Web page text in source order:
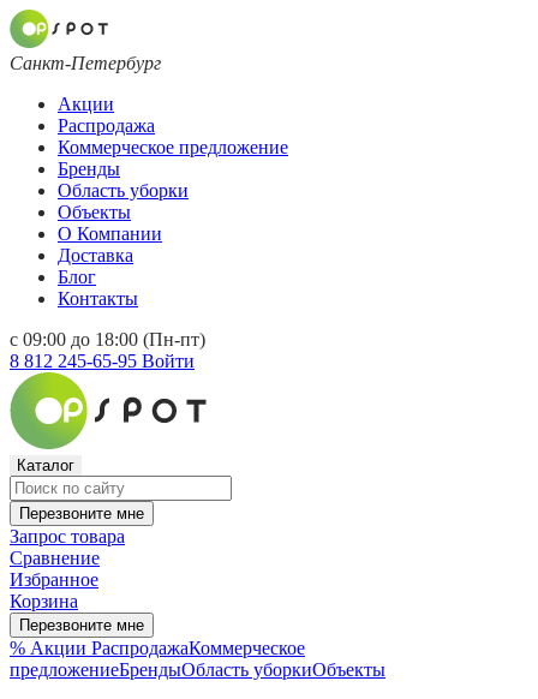
Санкт-Петербург
Акции
Распродажа
Коммерческое предложение
Бренды
Область уборки
Объекты
О Компании
Доставка
Блог
Контакты
с 09:00 до 18:00 (Пн-пт)
8 812 245-65-95 Войти
Каталог
Перезвоните мне
Запрос товара
Сравнение
Избранное
Корзина
Перезвоните мне
% Акции РаспродажаКоммерческое
предложениеБрендыОбласть уборкиОбъекты